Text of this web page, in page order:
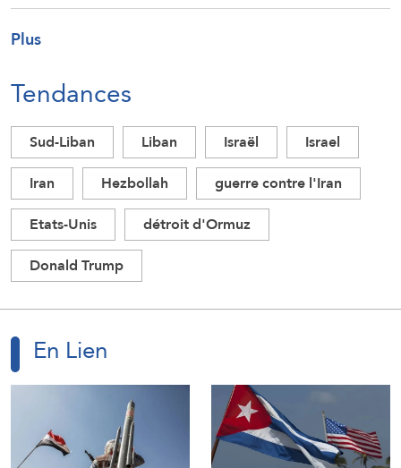
Plus
Tendances
Sud-Liban Liban Israël
Israel
Iran
Hezbollah
guerre contre l'Iran
Etats-Unis
détroit d'Ormuz
Donald Trump
En Lien